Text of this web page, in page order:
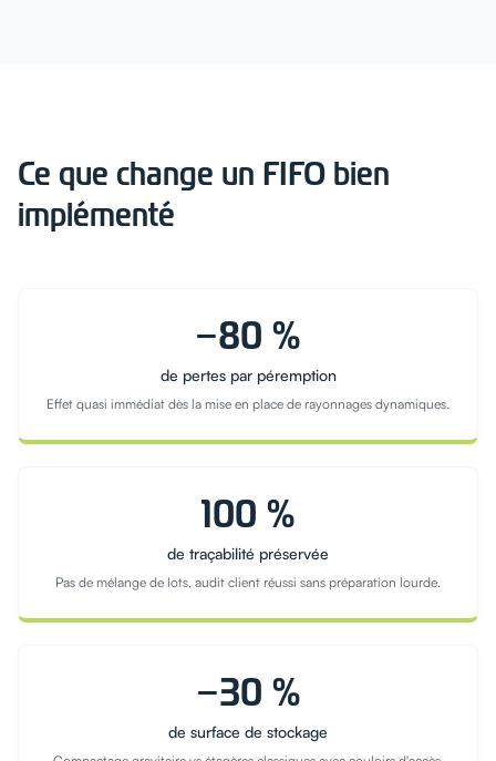
Ce que change un FIFO bien
implémenté
−80 %
de pertes par péremption
Effet quasi immédiat dès la mise en place de rayonnages dynamiques.
100 %
de traçabilité préservée
Pas de mélange de lots, audit client réussi sans préparation lourde.
−30 %
de surface de stockage